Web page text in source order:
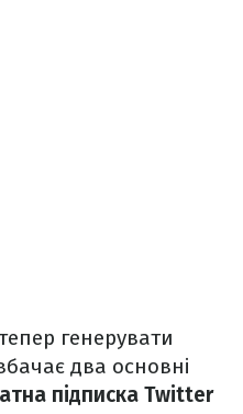
генерувати
два основні
підписка Twitter